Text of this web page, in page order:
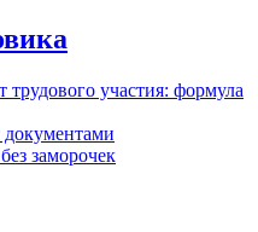
трудового участия: формула
документами
заморочек